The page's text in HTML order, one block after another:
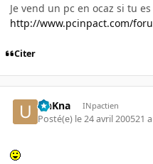
Je vend un pc en ocaz si tu
http://www.pcinpact.com/
Citer
UnKna INpactien
Posté(e) le 24 avril 200521 a